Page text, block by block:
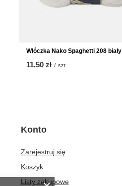
Włóczka Nako Spaghetti 208 biały
11,50 zł / szt.
Konto
Zarejestruj się
Koszyk
Listy zakupowe